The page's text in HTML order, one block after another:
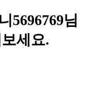
5696769님
세요.